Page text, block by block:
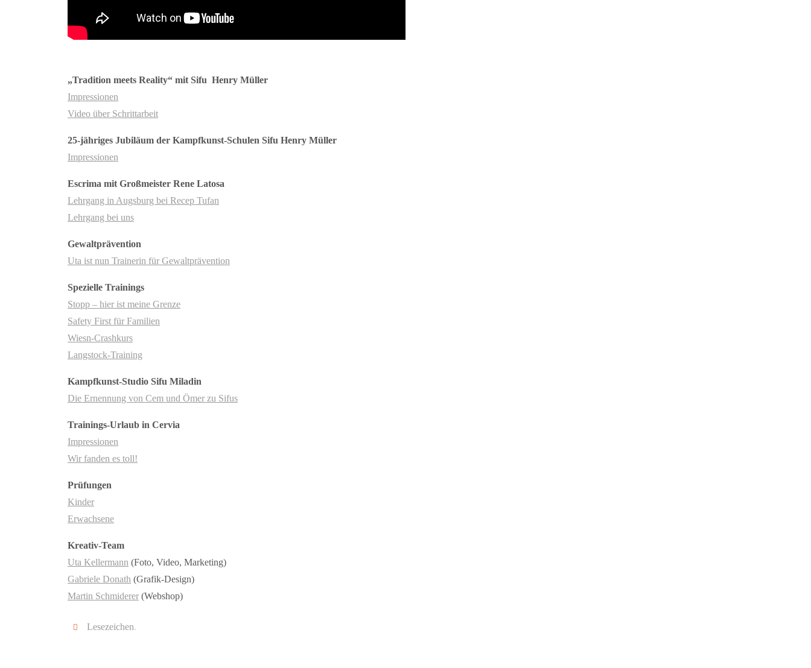
„Tradition meets Reality“ mit Sifu Henry Müller
Impressionen
Video über Schrittarbeit
25-jähriges Jubiläum der Kampfkunst-Schulen Sifu Henry Müller
Impressionen
Escrima mit Großmeister Rene Latosa
Lehrgang in Augsburg bei Recep Tufan
Lehrgang bei uns
Gewaltprävention
Uta ist nun Trainerin für Gewaltprävention
Spezielle Trainings
Stopp – hier ist meine Grenze
Safety First für Familien
Wiesn-Crashkurs
Langstock-Training
Kampfkunst-Studio Sifu Miladin
Die Ernennung von Cem und Ömer zu Sifus
Trainings-Urlaub in Cervia
Impressionen
Wir fanden es toll!
Prüfungen
Kinder
Erwachsene
Kreativ-Team
Uta Kellermann (Foto, Video, Marketing)
Gabriele Donath (Grafik-Design)
Martin Schmiderer (Webshop)
Lesezeichen.